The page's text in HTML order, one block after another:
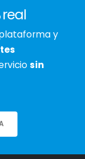
real
y
sin